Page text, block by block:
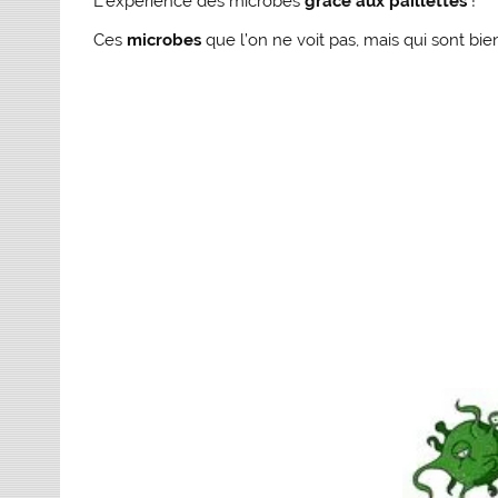
Ces microbes que l’on ne voit pas, mais qui sont